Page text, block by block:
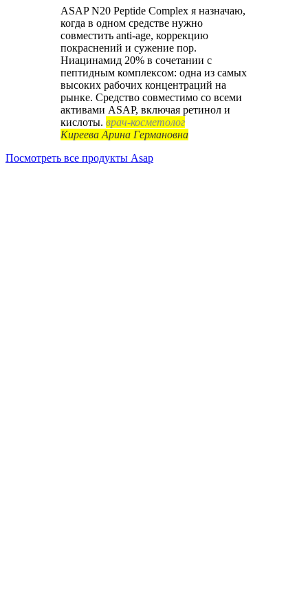
ASAP N20 Peptide Complex я назначаю,
когда в одном средстве нужно
совместить anti-age, коррекцию
покраснений и сужение пор.
Ниацинамид 20% в сочетании с
пептидным комплексом: одна из самых
высоких рабочих концентраций на
рынке. Средство совместимо со всеми
активами ASAP, включая ретинол и
кислоты. врач-косметолог
Киреева Арина Германовна
Посмотреть все продукты Asap